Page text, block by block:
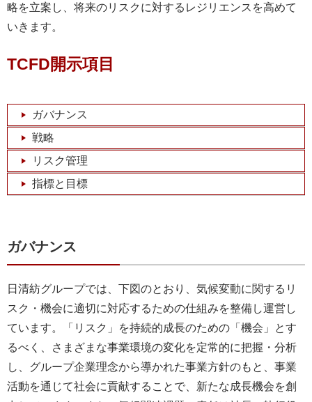
略を立案し、将来のリスクに対するレジリエンスを高めて
いきます。
TCFD開示項目
ガバナンス
戦略
リスク管理
指標と目標
ガバナンス
日清紡グループでは、下図のとおり、気候変動に関するリ
スク・機会に適切に対応するための仕組みを整備し運営し
ています。「リスク」を持続的成長のための「機会」とす
るべく、さまざまな事業環境の変化を定常的に把握・分析
し、グループ企業理念から導かれた事業方針のもと、事業
活動を通じて社会に貢献することで、新たな成長機会を創